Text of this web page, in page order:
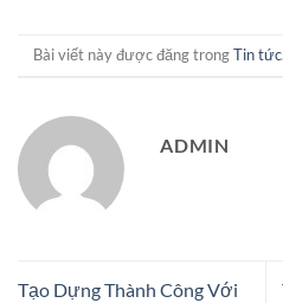
Bài viết này được đăng trongTin tức
ADMIN
Tạo Dựng Thành Công Với